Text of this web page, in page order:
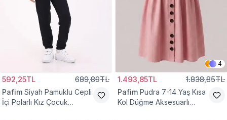
592,25TL 689,89TL
Pafim Siyah Pamuklu Cepli
İçi Polarlı Kız Çocuk
4
1.493,85TL 1.838,85TL
Pafim Pudra 7-14 Yaş Kısa
Kol Düğme Aksesuarlı